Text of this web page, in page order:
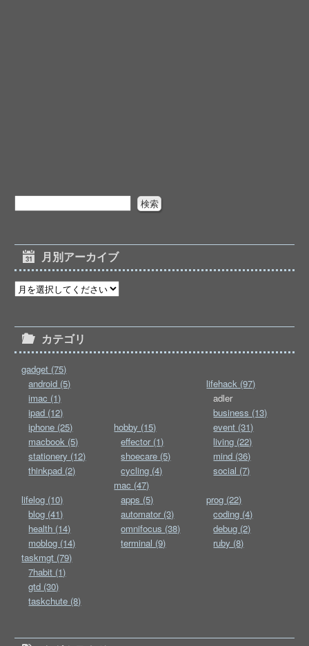
月別アーカイブ
カテゴリ
gadget (75)
android (5)
imac (1)
ipad (12)
iphone (25)
macbook (5)
stationery (12)
thinkpad (2)
hobby (15)
effector (1)
shoecare (5)
cycling (4)
lifehack (97)
adler
business (13)
event (31)
living (22)
mind (36)
social (7)
lifelog (10)
blog (41)
health (14)
moblog (14)
mac (47)
apps (5)
automator (3)
omnifocus (38)
terminal (9)
prog (22)
coding (4)
debug (2)
ruby (8)
taskmgt (79)
7habit (1)
gtd (30)
taskchute (8)